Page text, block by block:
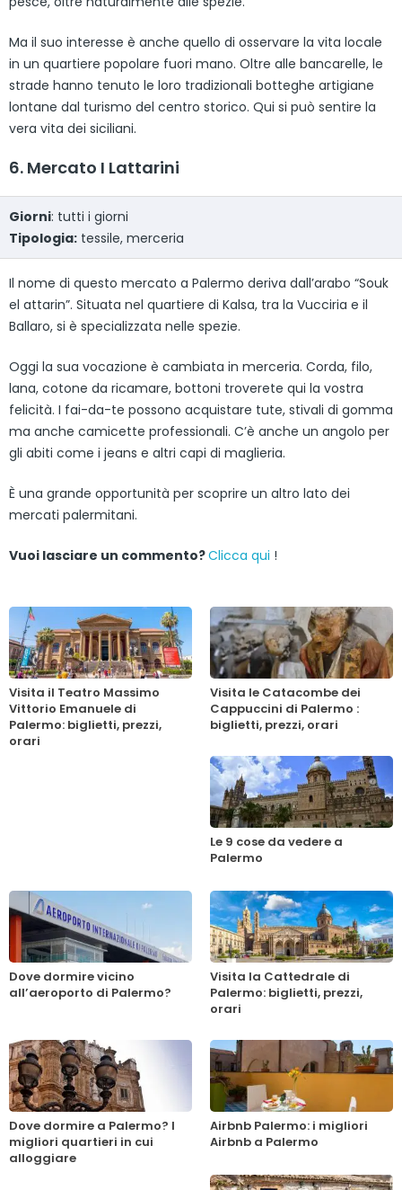
Ma il suo interesse è anche quello di osservare la vita locale
in un quartiere popolare fuori mano. Oltre alle bancarelle, le
strade hanno tenuto le loro tradizionali botteghe artigiane
lontane dal turismo del centro storico. Qui si può sentire la
vera vita dei siciliani.
6. Mercato I Lattarini
Giorni: tutti i giorni
Tipologia: tessile, merceria
Il nome di questo mercato a Palermo deriva dall’arabo “Souk
el attarin”. Situata nel quartiere di Kalsa, tra la Vucciria e il
Ballaro, si è specializzata nelle spezie.
Oggi la sua vocazione è cambiata in merceria. Corda, filo,
lana, cotone da ricamare, bottoni troverete qui la vostra
felicità. I fai-da-te possono acquistare tute, stivali di gomma
ma anche camicette professionali. C’è anche un angolo per
gli abiti come i jeans e altri capi di maglieria.
È una grande opportunità per scoprire un altro lato dei
mercati palermitani.
Vuoi lasciare un commento?Clicca qui !
Visita il Teatro Massimo
Vittorio Emanuele di
Palermo: biglietti, prezzi,
orari
Visita le Catacombe dei
Cappuccini di Palermo :
biglietti, prezzi, orari
Le 9 cose da vedere a
Palermo
Dove dormire vicino
all’aeroporto di Palermo?
Visita la Cattedrale di
Palermo: biglietti, prezzi,
orari
Dove dormire a Palermo? I
migliori quartieri in cui
alloggiare
Airbnb Palermo: i migliori
Airbnb a Palermo